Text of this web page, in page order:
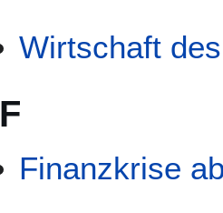
Wirtschaft
F
Finanzkrise